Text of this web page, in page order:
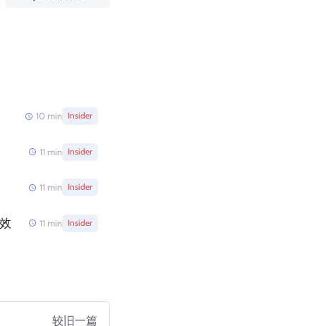
10 min Insider
11 min Insider
11 min Insider
11 min Insider
较旧一篇